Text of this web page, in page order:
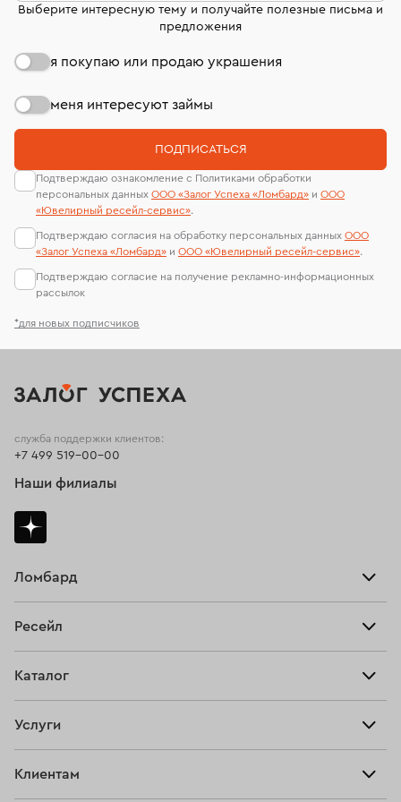
*для новых подписчиков
Выберите интересную тему и получайте полезные письма и
предложения
я покупаю или продаю украшения
меня интересуют займы
ПОДПИСАТЬСЯ
Подтверждаю ознакомление с Политиками обработки
персональных данных ООО «Залог Успеха «Ломбард» и ООО
«Ювелирный ресейл-сервиc».
Подтверждаю согласия на обработку персональных данных ООО
«Залог Успеха «Ломбард» и ООО «Ювелирный ресейл-сервиc».
Подтверждаю согласие на получение рекламно-информационных
рассылок
Ломбард
Тарифы
Ресейл
Купить
Прочие услуги
Каталог
Серьги
Услуги
Клиентам
служба поддержки клиентов:
+7 499 519-00-00
Наши филиалы